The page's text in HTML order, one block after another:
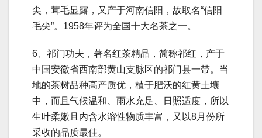
尖，茸毛显露，又产于河南信阳，故取名“信阳
毛尖”。1958年评为全国十大名茶之一。
6、祁门功夫，著名红茶精品，简称祁红，产于
中国安徽省西南部黄山支脉区的祁门县一带。当
地的茶树品种高产质优，植于肥沃的红黄土壤
中，而且气候温和、雨水充足、日照适度，所以
生叶柔嫩且内含水溶性物质丰富，又以8月份所
采收的品质最佳。